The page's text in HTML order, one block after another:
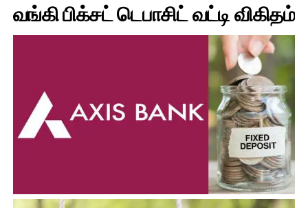
வங்கி பிக்சட் டெபாசிட் வட்டி விகிதம்